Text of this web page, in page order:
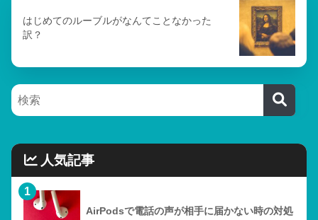
はじめてのルーブルがなんてことなかった
訳？
人気記事
1
AirPodsで電話の声が相手に届かない時の対処